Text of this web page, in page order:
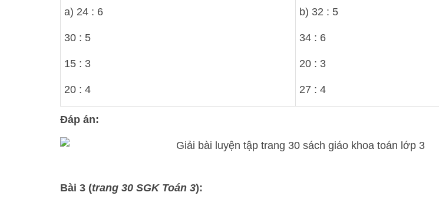
a) 24 : 6
30 : 5
15 : 3
20 : 4
b) 32 : 5
34 : 6
20 : 3
27 : 4
Đáp án:
Bài 3 (trang 30 SGK Toán 3):